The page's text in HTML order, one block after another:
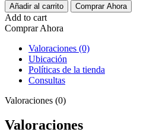
Añadir al carrito Comprar Ahora
Add to cart
Comprar Ahora
Valoraciones (0)
Ubicación
Políticas de la tienda
Consultas
Valoraciones (0)
Valoraciones